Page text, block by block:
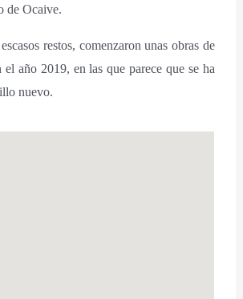
de Ocaive.
restos, comenzaron unas obras de
el año 2019, en las que parece que se ha
nuevo.